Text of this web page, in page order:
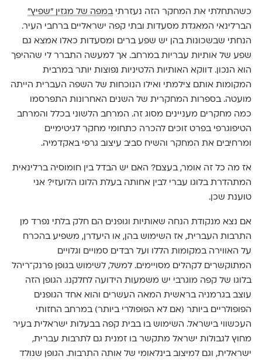
כשהתחלתי את המחקר הזה נעזרתיבמפה של מגזין ״שפיץ״
הברלינאי המאגדת מסעדות ובתי קפה ישראליים ברחבי העיר.
הנחתי שבשכונות בהן יש שפע ברים ומסעדות כאלו אמצא גם
שפע של אותיות עבריות במרחב. אך למעשה התברר לי שההיפך
הוא הנכון. דווקא האותיות הלטיניות נפוצות יותר במרבית
המקומות אותם צילמתי ואילו הנוכחות של השפה העברית הייתה
מועטה. בספרות המחקרית של השנים האחרונות התפרסמו
כמה מחקרים מעניינים מסוג זה. המרחב הלשוני בכלל והמרחב
הטיפוגרפי בפרט זוכים להכרה כתחומי מחקר לגיטימיים
ומרחיבים את המחקר והשיח סביב עיצוב גרפי באקדמיה.
אז מה כל זה אומר, בעצם? האם יש הבדל בין חומוסיה ברלינאית
המתהדרת בלוגו עברי לבין אחותה בעלת הלוגו הלועזי? אני
טוענת שכן.
אם נצא מנקודת הנחה שאותיות וגופנים הם חלק בלתי נפרד מן
התרבות העברית, אז השימוש בהן, או היעדרן, משפיע בהכרח
על האווירה במקומות הללו ועל רבדים סמויים וגלויים
המתוקשרים לקהלים מסויימים. למשל, לשימוש בגופן פרנק־ריהל
בלוגו של קפה מוגרבי יש משמעות הידועה לחלקנו. הגופן הזה
עוצב בגרמניה בראשית המאה העשרים והוא אחד הגופנים
הפופולריים ביותר (אם לא הפופולרי ביותר) במרחב החזותי
העכשווי בישראל. השימוש בו בבית קפה בבעלות ישראלית בעיר
מחוץ לגבולות ישראל מתקשר בו זמנית גם לתרבות עברית,
ישראלית, וגם למיצוב בינלאומי של אותה התרבות. הגופן שנולד